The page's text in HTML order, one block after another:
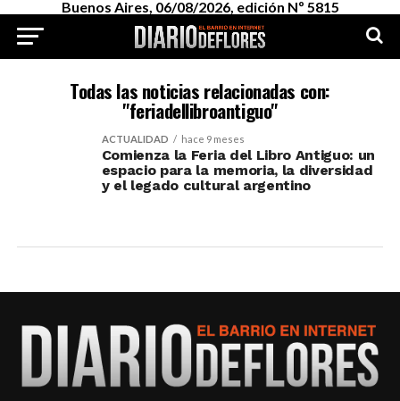
Buenos Aires, 06/08/2026, edición Nº 5815
Todas las noticias relacionadas con:
"feriadellibroantiguo"
ACTUALIDAD hace 9 meses
Comienza la Feria del Libro Antiguo: un
espacio para la memoria, la diversidad
y el legado cultural argentino